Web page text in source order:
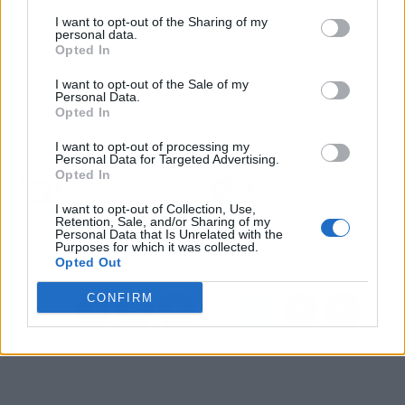
I want to opt-out of the Sharing of my
personal data.
Opted In
I want to opt-out of the Sale of my
Personal Data.
Opted In
I want to opt-out of processing my
Personal Data for Targeted Advertising.
Opted In
I want to opt-out of Collection, Use,
Retention, Sale, and/or Sharing of my
Personal Data that Is Unrelated with the
Purposes for which it was collected.
Opted Out
CONFIRM
del de la semana que viene
Artículo anterior
Anfield sale a la luz: 3
cambios clave
Euroliga: el Real Madrid